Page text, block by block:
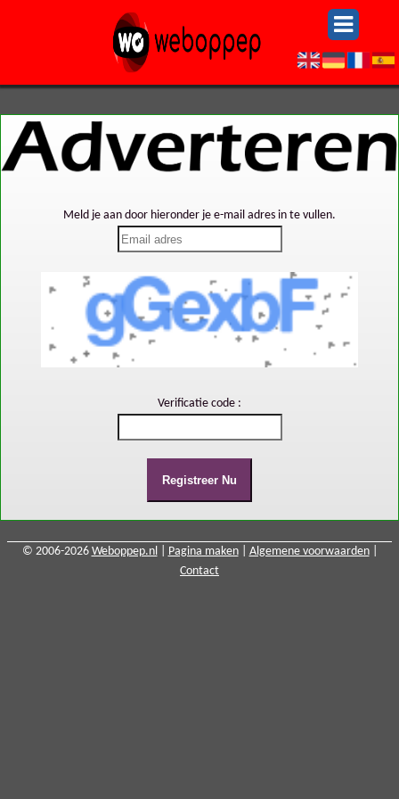
Meld je aan door hieronder je e-mail adres in te vullen.
Verificatie code :
© 2006-2026 Weboppep.nl| Pagina maken| Algemene voorwaarden|
Contact